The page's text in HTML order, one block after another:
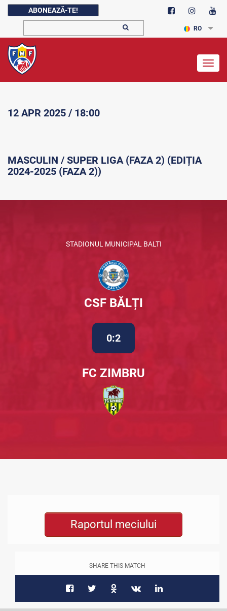
ABONEAZĂ-TE!
RO
12 APR 2025 / 18:00
MASCULIN / SUPER LIGA (FAZA 2) (EDIȚIA
2024-2025 (FAZA 2))
STADIONUL MUNICIPAL BALTI
CSF BĂLȚI
0:2
FC ZIMBRU
Raportul meciului
SHARE THIS MATCH